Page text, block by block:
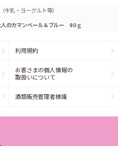
牛乳・ヨーグルト等）
のカマンベール＆ブルー 90ｇ
利用規約
お客さまの個人情報の
取扱いについて
酒類販売管理者標識